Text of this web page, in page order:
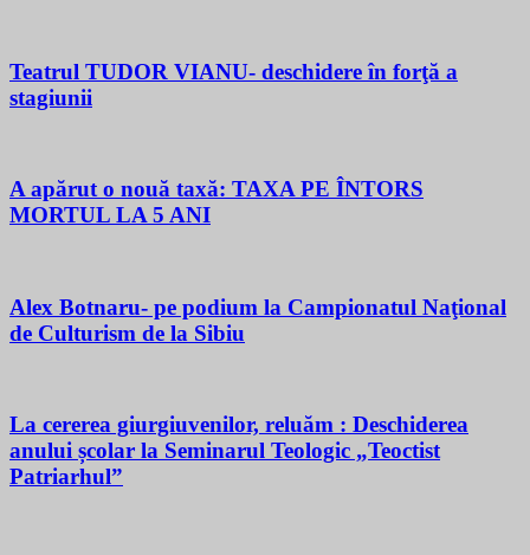
Teatrul TUDOR VIANU- deschidere în forţă a
stagiunii
A apărut o nouă taxă: TAXA PE ÎNTORS
MORTUL LA 5 ANI
Alex Botnaru- pe podium la Campionatul Naţional
de Culturism de la Sibiu
La cererea giurgiuvenilor, reluăm : Deschiderea
anului școlar la Seminarul Teologic „Teoctist
Patriarhul”